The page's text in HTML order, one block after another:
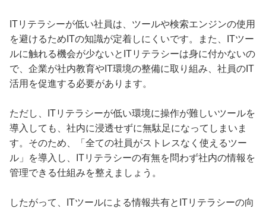
ITリテラシーが低い社員は、ツールや検索エンジンの使用
を避けるためITの知識が定着しにくいです。また、ITツー
ルに触れる機会が少ないとITリテラシーは身に付かないの
で、企業が社内教育やIT環境の整備に取り組み、社員のIT
活用を促進する必要があります。
ただし、ITリテラシーが低い環境に操作が難しいツールを
導入しても、社内に浸透せずに無駄足になってしまいま
す。そのため、「全ての社員がストレスなく使えるツー
ル」を導入し、ITリテラシーの有無を問わず社内の情報を
管理できる仕組みを整えましょう。
したがって、ITツールによる情報共有とITリテラシーの向